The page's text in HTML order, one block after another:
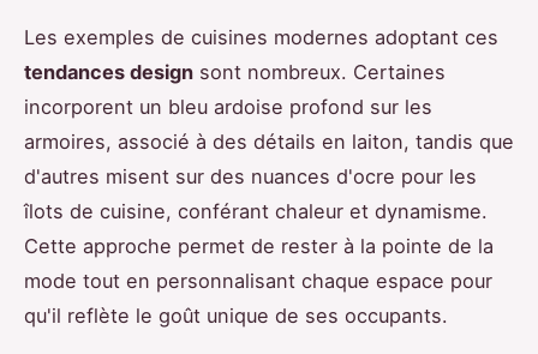
Les exemples de cuisines modernes adoptant ces
tendances design sont nombreux. Certaines
incorporent un bleu ardoise profond sur les
armoires, associé à des détails en laiton, tandis que
d'autres misent sur des nuances d'ocre pour les
îlots de cuisine, conférant chaleur et dynamisme.
Cette approche permet de rester à la pointe de la
mode tout en personnalisant chaque espace pour
qu'il reflète le goût unique de ses occupants.